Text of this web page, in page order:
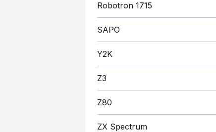
Robotron 1715
SAPO
Y2K
Z3
Z80
ZX Spectrum